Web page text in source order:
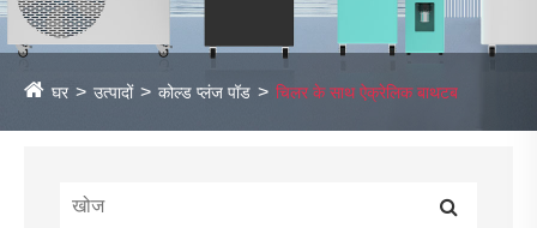
घर उत्पादों कोल्ड प्लंज पॉड चिलर के साथ ऐक्रेलिक बाथटब